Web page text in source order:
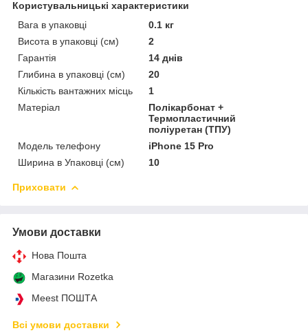
Користувальницькі характеристики
Вага в упаковці
0.1 кг
Висота в упаковці (см)
2
Гарантія
14 днів
Глибина в упаковці (см)
20
Кількість вантажних місць
1
Матеріал
Полікарбонат +
Термопластичний
поліуретан (ТПУ)
Модель телефону
iPhone 15 Pro
Ширина в Упаковці (см)
10
Приховати
Умови доставки
Нова Пошта
Магазини Rozetka
Meest ПОШТА
Всі умови доставки